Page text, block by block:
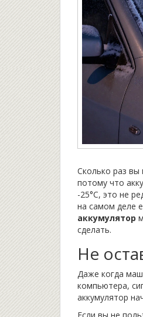
Сколько раз вы
потому что
-25°C, это не
на самом деле
аккумулятор
сделать.
Не
Даже когда
компьютера,
аккумулятор